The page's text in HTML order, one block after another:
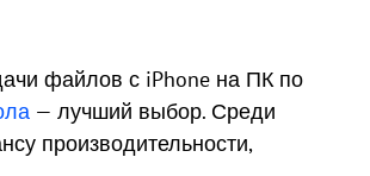
файлов с iPhone на ПК по
— лучший выбор. Среди
производительности,